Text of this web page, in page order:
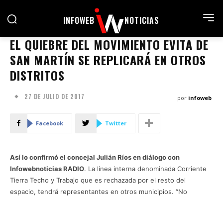
INFOWEB NOTICIAS
EL QUIEBRE DEL MOVIMIENTO EVITA DE
SAN MARTÍN SE REPLICARÁ EN OTROS
DISTRITOS
27 DE JULIO DE 2017 por infoweb
Facebook Twitter
Así lo confirmó el concejal Julián Ríos en diálogo con
Infowebnoticias RADIO. La línea interna denominada Corriente
Tierra Techo y Trabajo que es rechazada por el resto del
espacio, tendrá representantes en otros municipios. “No